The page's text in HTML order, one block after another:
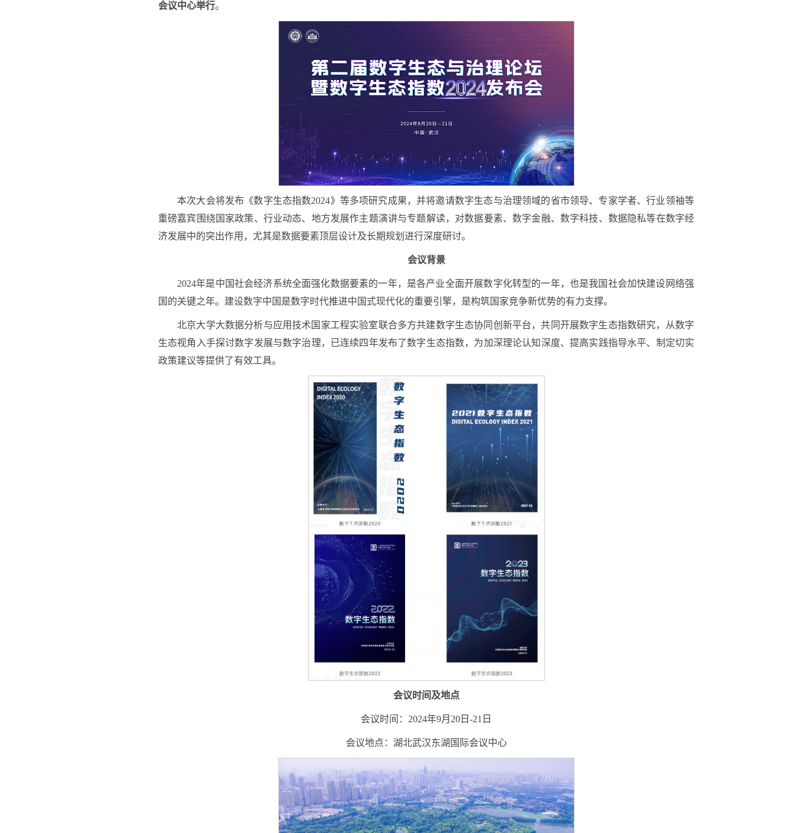
会议中心举行。
本次大会将发布《数字生态指数2024》等多项研究成果，并将邀请数字生态与治理领域的省市领导、专家学者、行业领袖等
重磅嘉宾围绕国家政策、行业动态、地方发展作主题演讲与专题解读，对数据要素、数字金融、数字科技、数据隐私等在数字经
济发展中的突出作用，尤其是数据要素顶层设计及长期规划进行深度研讨。
会议背景
2024年是中国社会经济系统全面强化数据要素的一年，是各产业全面开展数字化转型的一年，也是我国社会加快建设网络强
国的关键之年。建设数字中国是数字时代推进中国式现代化的重要引擎，是构筑国家竞争新优势的有力支撑。
北京大学大数据分析与应用技术国家工程实验室联合多方共建数字生态协同创新平台，共同开展数字生态指数研究，从数字
生态视角入手探讨数字发展与数字治理，已连续四年发布了数字生态指数，为加深理论认知深度、提高实践指导水平、制定切实
政策建议等提供了有效工具。
会议时间及地点
会议时间：2024年9月20日-21日
会议地点：湖北武汉东湖国际会议中心